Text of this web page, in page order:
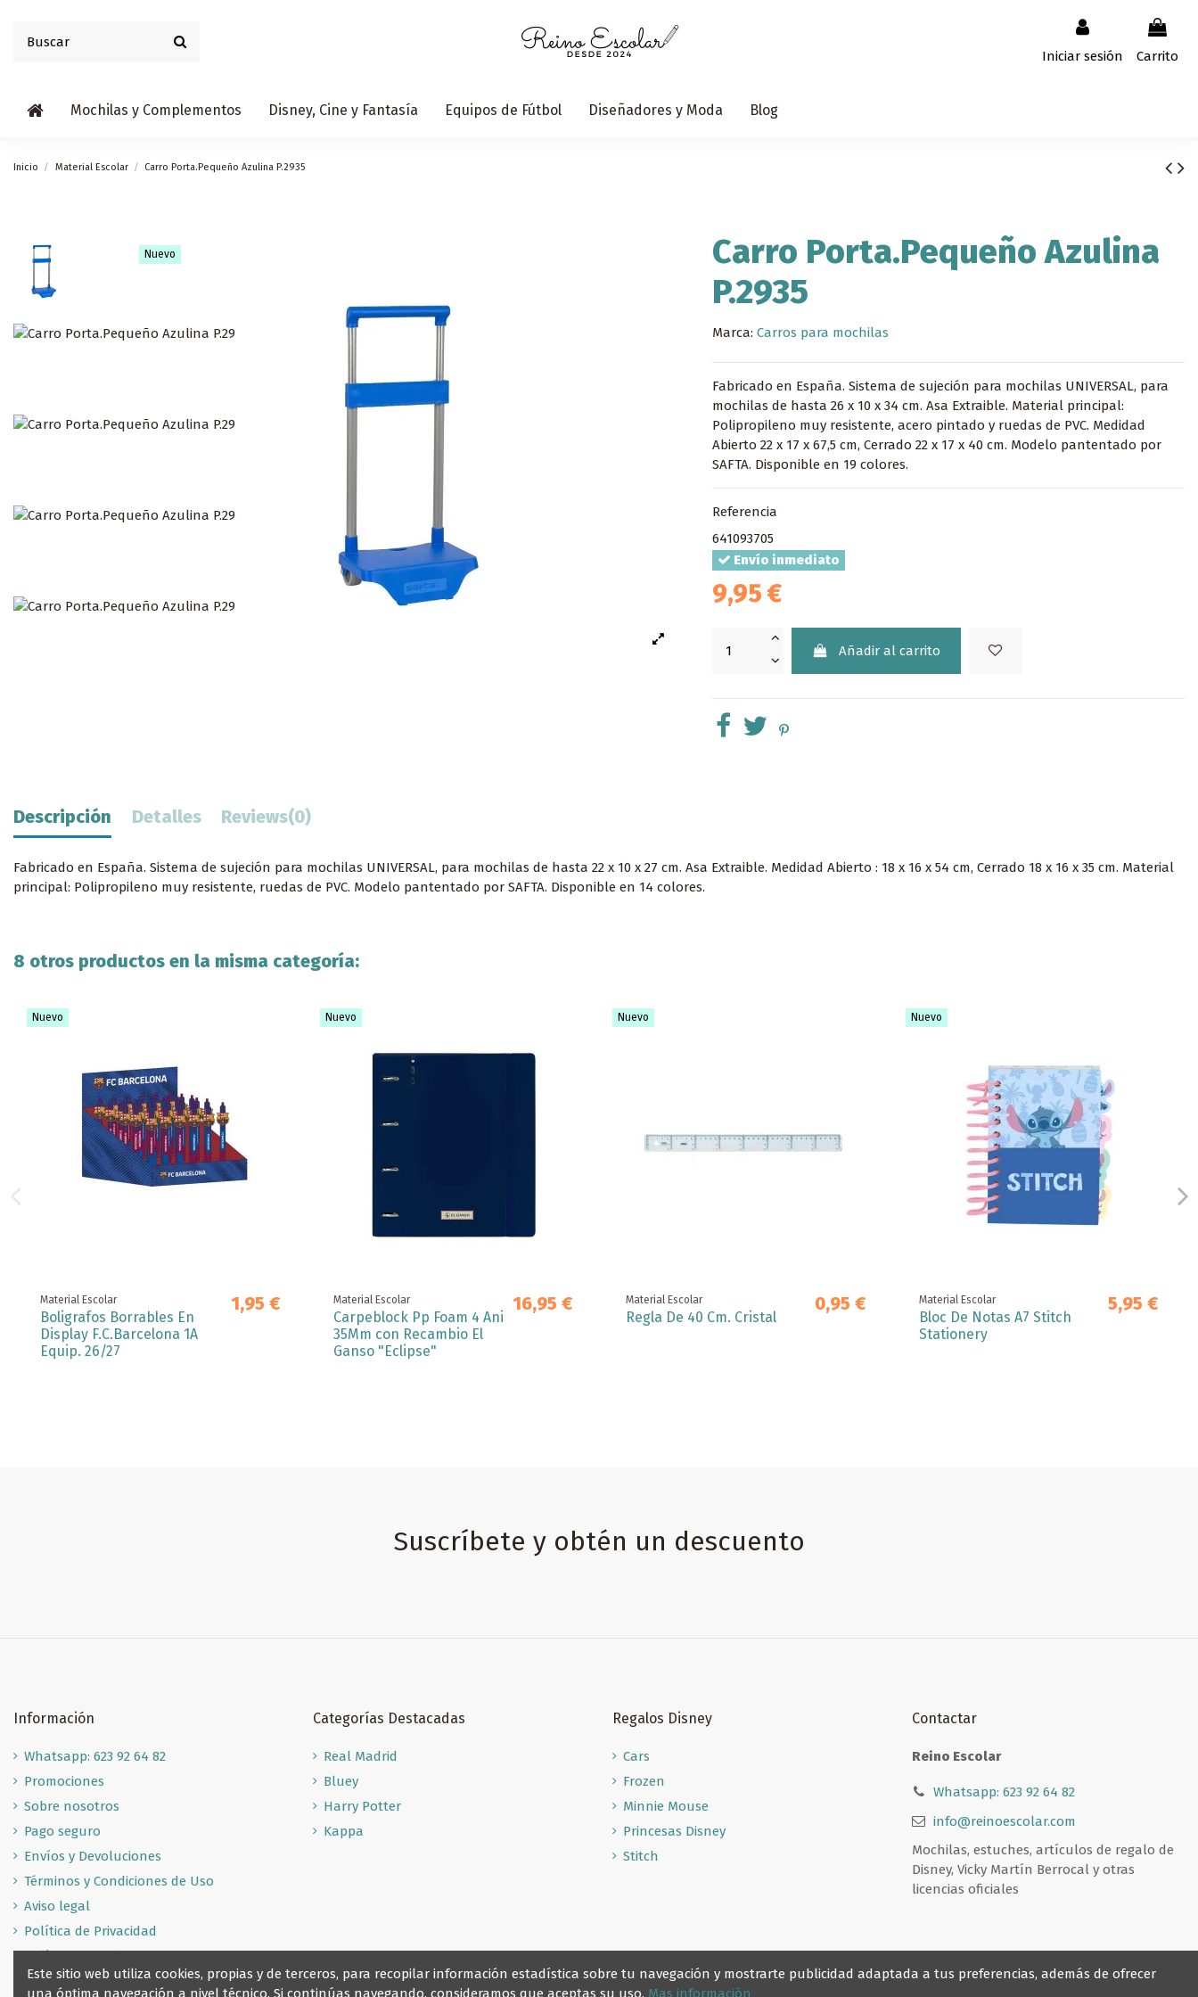
Iniciar sesión Carrito
Mochilas y Complementos Disney, Cine y Fantasía Equipos de Fútbol Diseñadores y Moda Blog
Inicio Material Escolar Carro Porta.Pequeño Azulina P.2935
Nuevo
Carro Porta.Pequeño Azulina
P.2935
Marca: Carros para mochilas
Fabricado en España. Sistema de sujeción para mochilas UNIVERSAL, para
mochilas de hasta 26 x 10 x 34 cm. Asa Extraible. Material principal:
Polipropileno muy resistente, acero pintado y ruedas de PVC. Medidad
Abierto 22 x 17 x 67,5 cm, Cerrado 22 x 17 x 40 cm. Modelo pantentado por
SAFTA. Disponible en 19 colores.
Referencia
641093705
Envío inmediato
9,95 €
Añadir al carrito
Descripción Detalles Reviews(0)
Fabricado en España. Sistema de sujeción para mochilas UNIVERSAL, para mochilas de hasta 22 x 10 x 27 cm. Asa Extraible. Medidad Abierto : 18 x 16 x 54 cm, Cerrado 18 x 16 x 35 cm. Material
principal: Polipropileno muy resistente, ruedas de PVC. Modelo pantentado por SAFTA. Disponible en 14 colores.
8 otros productos en la misma categoría:
Nuevo
Material Escolar
Boligrafos Borrables En
Display F.C.Barcelona 1A
Equip. 26/27
1,95 €
Nuevo
Material Escolar
Carpeblock Pp Foam 4 Ani
35Mm con Recambio El
Ganso "Eclipse"
16,95 €
Nuevo
Material Escolar
Regla De 40 Cm. Cristal
0,95 €
Nuevo
Material Escolar
Bloc De Notas A7 Stitch
Stationery
5,95 €
Suscríbete y obtén un descuento
Información
Whatsapp: 623 92 64 82
Promociones
Sobre nosotros
Pago seguro
Envíos y Devoluciones
Términos y Condiciones de Uso
Aviso legal
Política de Privacidad
Política de Cookies
Categorías Destacadas
Real Madrid
Bluey
Harry Potter
Kappa
Regalos Disney
Cars
Frozen
Minnie Mouse
Princesas Disney
Stitch
Contactar
Reino Escolar
Whatsapp: 623 92 64 82
info@reinoescolar.com
Mochilas, estuches, artículos de regalo de
Disney, Vicky Martín Berrocal y otras
licencias oficiales
Este sitio web utiliza cookies, propias y de terceros, para recopilar información estadística sobre tu navegación y mostrarte publicidad adaptada a tus preferencias, además de ofrecer
una óptima navegación a nivel técnico. Si continúas navegando, consideramos que aceptas su uso. Mas información